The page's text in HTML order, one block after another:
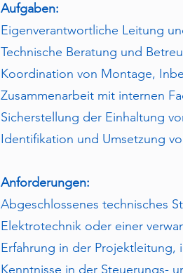
Aufgaben:
Eigenverantwortliche Leitung
Technische Beratung und
Koordination von Montage,
Zusammenarbeit mit internen
Sicherstellung der Einhaltung
Identifikation und Umsetzung
Anforderungen:
Abgeschlossenes technisches
Elektrotechnik oder einer
Erfahrung in der
Kenntnisse in der Steuerungs-